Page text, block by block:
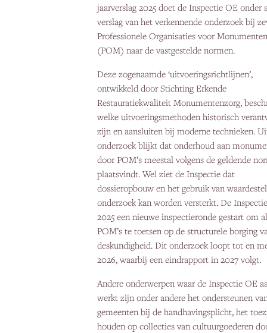
jaarverslag 2025 doet de Inspectie OE onder
verslag van het verkennende onderzoek bij
Professionele Organisaties voor
(POM) naar de vastgestelde normen.
Deze zogenaamde ‘uitvoeringsrichtlijnen’,
ontwikkeld door Stichting Erkende
Restauratiekwaliteit Monumentenzorg,
welke uitvoeringsmethoden historisch
zijn en aansluiten bij moderne technieken.
onderzoek blijkt dat onderhoud aan
door POM’s meestal volgens de geldende
plaatsvindt. Wel ziet de Inspectie dat
dossieropbouw en het gebruik van
onderzoek kan worden versterkt. De
2025 een nieuwe inspectieronde gestart om
POM’s te toetsen op de structurele borging
deskundigheid. Dit onderzoek loopt tot en
2026, waarbij een eindrapport in 2027 volgt.
Andere onderwerpen waar de Inspectie OE
werkt zijn onder andere het ondersteunen
gemeenten bij de handhavingsplicht, het
houden op collecties van cultuurgoederen